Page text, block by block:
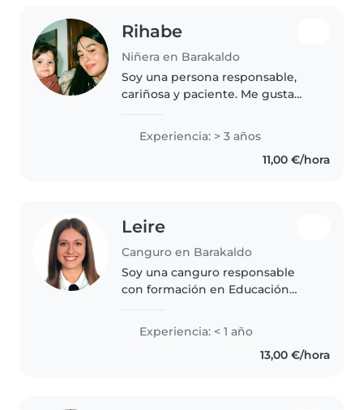
Rihabe
Niñera en Barakaldo
Soy una persona responsable,
cariñosa y paciente. Me gusta
ayudarles en sus rutinas y crear
un ambiente seguro y divertido.
Experiencia: > 3 años
11,00 €/hora
Leire
Canguro en Barakaldo
Soy una canguro responsable
con formación en Educación
con niños de preescolar y
guardería. Domino euskera y
español y tengo experiencia con
Experiencia: < 1 año
13,00 €/hora